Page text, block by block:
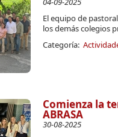
El equipo de
los demás colegios
Categoría:
Comienza la
ABRASA
30-08-2025